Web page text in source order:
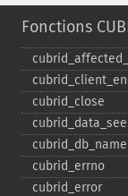
Fonctions
cubrid_​close
cubrid_​db_​name
cubrid_​errno
cubrid_​error